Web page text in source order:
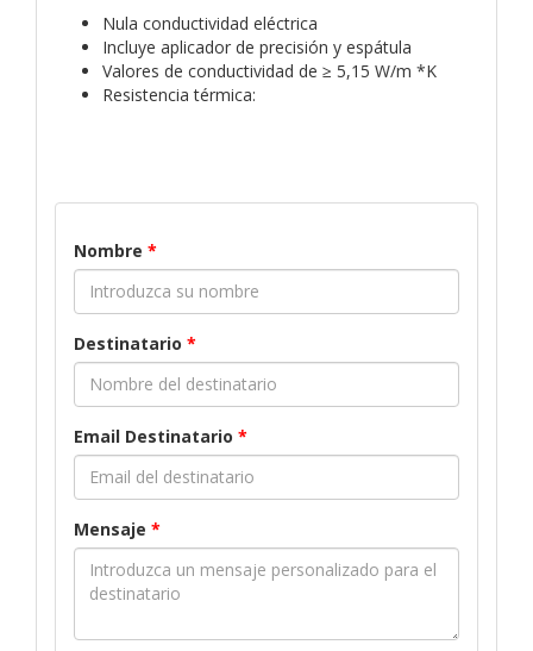
Nula conductividad eléctrica
Incluye aplicador de precisión y espátula
Valores de conductividad de ≥ 5,15 W/m *K
Resistencia térmica:
Nombre *
Destinatario *
Email Destinatario *
Mensaje *